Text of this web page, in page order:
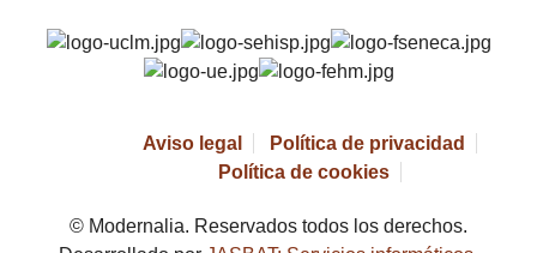
Aviso legal
Política de privacidad
Política de cookies
© Modernalia. Reservados todos los derechos.